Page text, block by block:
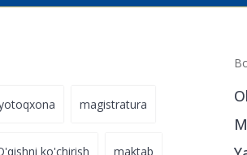
magistratura
ko'chirish maktab